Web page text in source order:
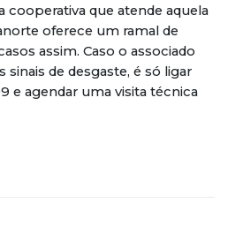
cooperativa que atende aquela
oferece um ramal de
assim. Caso o associado
sinais de desgaste, é só ligar
e agendar uma visita técnica